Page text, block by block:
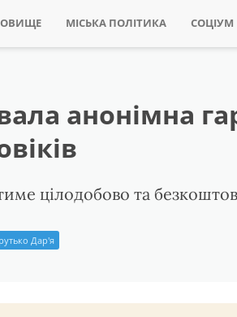
МІСЬКА ПОЛІТИКА СОЦІУМ
анонімна
цілодобово та
Дар'я